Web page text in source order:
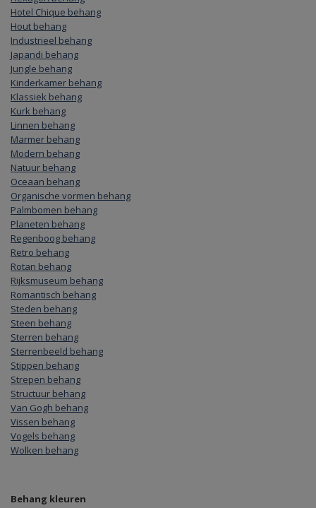
Hotel Chique behang
Hout behang
Industrieel behang
Japandi behang
Jungle behang
Kinderkamer behang
Klassiek behang
Kurk behang
Linnen behang
Marmer behang
Modern behang
Natuur behang
Oceaan behang
Organische vormen behang
Palmbomen behang
Planeten behang
Regenboog behang
Retro behang
Rotan behang
Rijksmuseum behang
Romantisch behang
Steden behang
Steen behang
Sterren behang
Sterrenbeeld behang
Stippen behang
Strepen behang
Structuur behang
Van Gogh behang
Vissen behang
Vogels behang
Wolken behang
Behang kleuren